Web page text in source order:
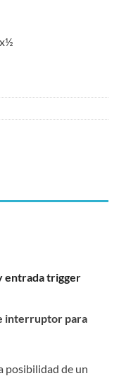
entrada trigger
interruptor para
posibilidad de un